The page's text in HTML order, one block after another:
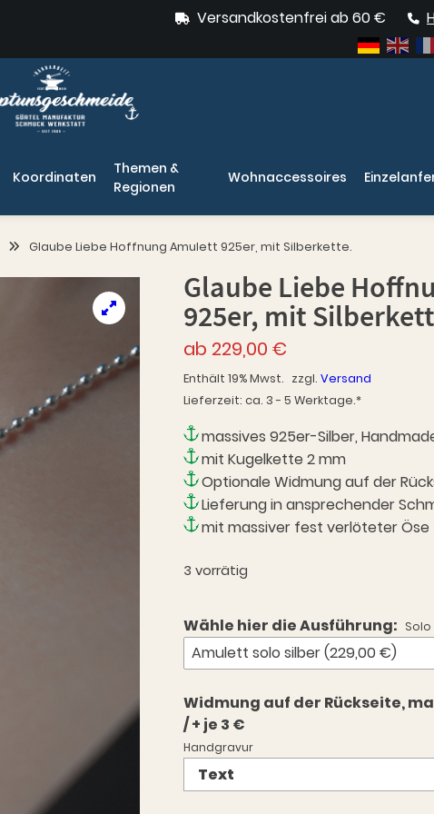
Versandkostenfrei ab 60 €
Koordinaten
Themen &
Regionen
Wohnaccessoires
Glaube Liebe Hoffnung Amulett 925er, mit Silberkette.
Glaube Liebe
925er, mit
ab 229,00 €
Enthält 19% Mwst. zzgl. Versand
Lieferzeit: ca. 3 - 5 Werktage.*
massives 925er-Silber,
mit Kugelkette 2 mm
Optionale Widmung auf der
Lieferung in ansprechender
mit massiver fest verlöteter Öse
3 vorrätig
Wähle hier die Ausführung:
Amulett solo silber (229,00 €)
Widmung auf der Rückseite,
/ + je 3 €
Handgravur